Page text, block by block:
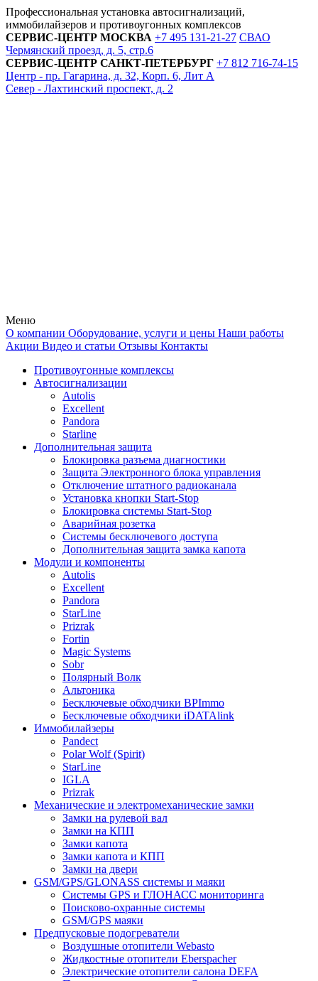
Профессиональная установка автосигнализаций,
иммобилайзеров и противоугонных комплексов
СЕРВИС-ЦЕНТР МОСКВА +7 495 131-21-27 СВАО
Чермянский проезд, д. 5, стр.6
СЕРВИС-ЦЕНТР САНКТ-ПЕТЕРБУРГ +7 812 716-74-15
Центр - пр. Гагарина, д. 32, Корп. 6, Лит А
Север - Лахтинский проспект, д. 2
Меню
О компании Оборудование, услуги и цены Наши работы
Акции Видео и статьи Отзывы Контакты
Противоугонные комплексы
Автосигнализации
Autolis
Excellent
Pandora
Starline
Дополнительная защита
Блокировка разъема диагностики
Защита Электронного блока управления
Отключение штатного радиоканала
Установка кнопки Start-Stop
Блокировка системы Start-Stop
Аварийная розетка
Системы бесключевого доступа
Дополнительная защита замка капота
Модули и компоненты
Autolis
Excellent
Pandora
StarLine
Prizrak
Fortin
Magic Systems
Sobr
Полярный Волк
Альтоника
Бесключевые обходчики BPImmo
Бесключевые обходчики iDATAlink
Иммобилайзеры
Pandect
Polar Wolf (Spirit)
StarLine
IGLA
Prizrak
Механические и электромеханические замки
Замки на рулевой вал
Замки на КПП
Замки капота
Замки капота и КПП
Замки на двери
GSM/GPS/GLONASS системы и маяки
Системы GPS и ГЛОНАСС мониторинга
Поисково-охранные системы
GSM/GPS маяки
Предпусковые подогреватели
Воздушные отопители Webasto
Жидкостные отопители Eberspacher
Электрические отопители салона DEFA